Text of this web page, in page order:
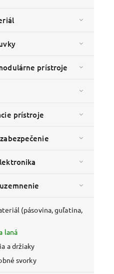
prístroje
prístroje
(pásovina, guľatina,
laná
a držiaky
svorky